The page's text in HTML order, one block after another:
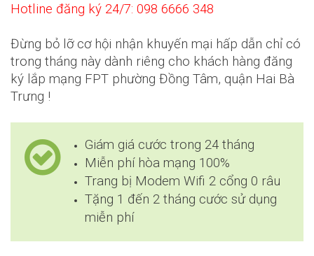
Hotline đăng ký 24/7: 098 6666 348
Đừng bỏ lỡ cơ hội nhận khuyến mại hấp dẫn chỉ có
trong tháng này dành riêng cho khách hàng đăng
ký lắp mạng FPT phường Đồng Tâm, quận Hai Bà
Trưng !
Giám giá cước trong 24 tháng
Miễn phí hòa mạng 100%
Trang bị Modem Wifi 2 cổng 0 râu
Tặng 1 đến 2 tháng cước sử dụng
miễn phí